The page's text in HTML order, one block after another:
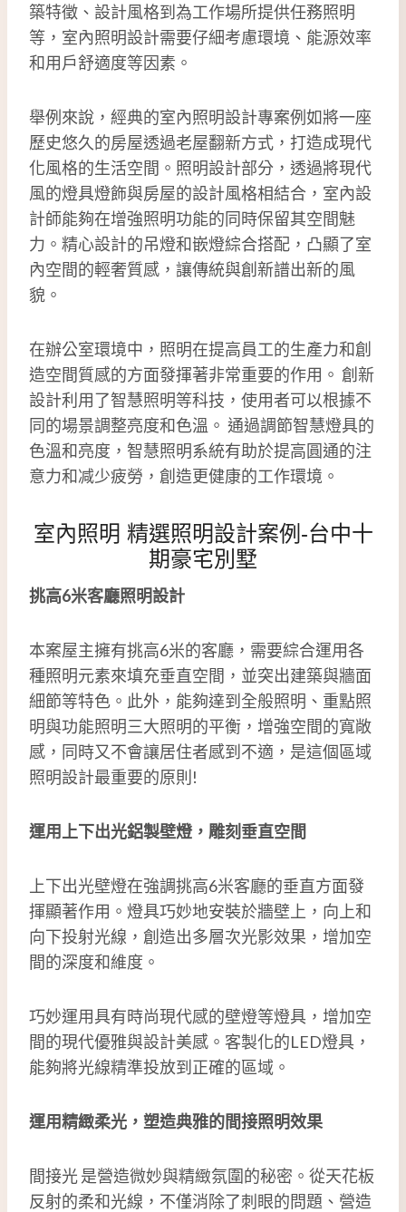
築特徵、設計風格到為工作場所提供任務照明
等，室內照明設計需要仔細考慮環境、能源效率
和用戶舒適度等因素。
舉例來說，經典的室內照明設計專案例如將一座
歷史悠久的房屋透過老屋翻新方式，打造成現代
化風格的生活空間。照明設計部分，透過將現代
風的燈具燈飾與房屋的設計風格相結合，室內設
計師能夠在增強照明功能的同時保留其空間魅
力。精心設計的吊燈和嵌燈綜合搭配，凸顯了室
內空間的輕奢質感，讓傳統與創新譜出新的風
貌。
在辦公室環境中，照明在提高員工的生產力和創
造空間質感的方面發揮著非常重要的作用。 創新
設計利用了智慧照明等科技，使用者可以根據不
同的場景調整亮度和色溫。 通過調節智慧燈具的
色溫和亮度，智慧照明系統有助於提高圓通的注
意力和减少疲勞，創造更健康的工作環境。
室內照明 精選照明設計案例 -台中十
期豪宅別墅
挑高6米客廳照明設計
本案屋主擁有挑高6米的客廳，需要綜合運用各
種照明元素來填充垂直空間，並突出建築與牆面
細節等特色。此外，能夠達到全般照明、重點照
明與功能照明三大照明的平衡，增強空間的寬敞
感，同時又不會讓居住者感到不適，是這個區域
照明設計最重要的原則!
運用上下出光鋁製壁燈，雕刻垂直空間
上下出光壁燈在強調挑高6米客廳的垂直方面發
揮顯著作用。燈具巧妙地安裝於牆壁上，向上和
向下投射光線，創造出多層次光影效果，增加空
間的深度和維度。
巧妙運用具有時尚現代感的壁燈等燈具，增加空
間的現代優雅與設計美感。客製化的LED燈具，
能夠將光線精準投放到正確的區域。
運用精緻柔光，塑造典雅的間接照明效果
間接光 是營造微妙與精緻氛圍的秘密。從天花板
反射的柔和光線，不僅消除了刺眼的問題、營造